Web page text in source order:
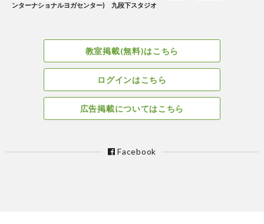
ンターナショナルヨガセンター) 九段下スタジオ
教室掲載(無料)はこちら
ログインはこちら
広告掲載についてはこちら
Facebook